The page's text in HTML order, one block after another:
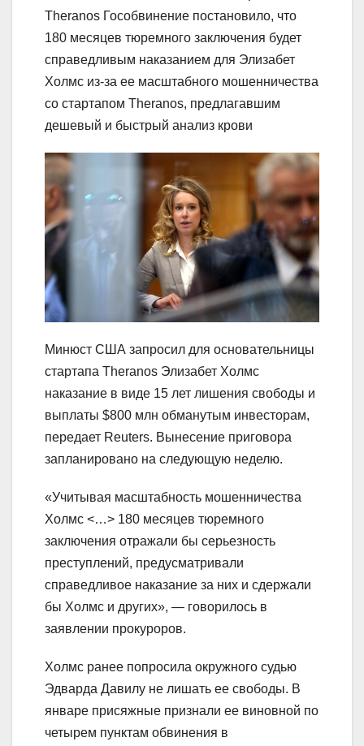
Theranos Гособвинение постановило, что
180 месяцев тюремного заключения будет
справедливым наказанием для Элизабет
Холмс из-за ее масштабного мошенничества
со стартапом Theranos, предлагавшим
дешевый и быстрый анализ крови
Минюст США запросил для основательницы
стартапа Theranos Элизабет Холмс
наказание в виде 15 лет лишения свободы и
выплаты $800 млн обманутым инвесторам,
передает Reuters. Вынесение приговора
запланировано на следующую неделю.
«Учитывая масштабность мошенничества
Холмс <…> 180 месяцев тюремного
заключения отражали бы серьезность
преступлений, предусматривали
справедливое наказание за них и сдержали
бы Холмс и других», — говорилось в
заявлении прокуроров.
Холмс ранее попросила окружного судью
Эдварда Давилу не лишать ее свободы. В
январе присяжные признали ее виновной по
четырем пунктам обвинения в